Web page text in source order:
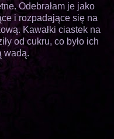
Odebrałam je jako
i rozpadające się na
Kawałki ciastek na
od cukru, co było ich
wadą.